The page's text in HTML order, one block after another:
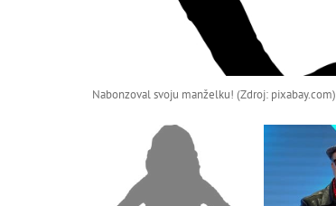
Nabonzoval svoju manželku! (Zdroj: pixabay.com)